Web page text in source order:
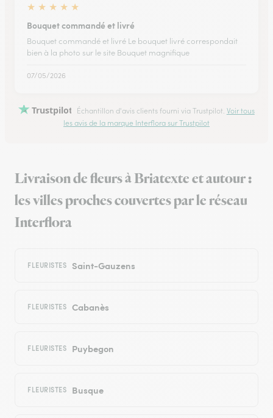
★ ★ ★ ★ ★
Bouquet commandé et livré
Bouquet commandé et livré Le bouquet livré correspondait
bien à la photo sur le site Bouquet magnifique
07/05/2026
Trustpilot Échantillon d'avis clients fourni via Trustpilot. Voir tous
les avis de la marque Interflora sur Trustpilot
Livraison de fleurs à Briatexte et autour :
les villes proches couvertes par le réseau
Interflora
FLEURISTES Saint-Gauzens
FLEURISTES Cabanès
FLEURISTES Puybegon
FLEURISTES Busque